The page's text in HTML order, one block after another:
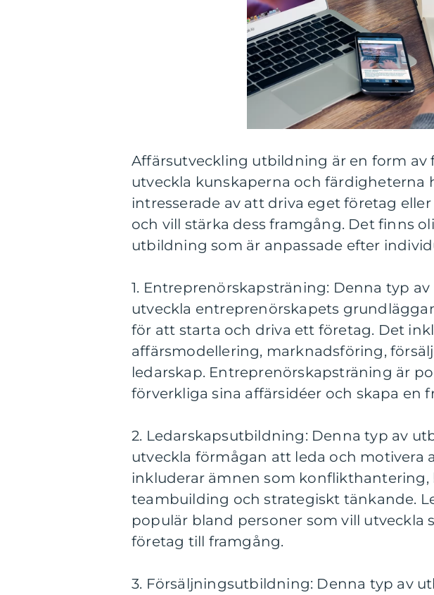
Affärsutveckling utbildning är en form
utveckla kunskaperna och färdigheterna
intresserade av att driva eget företag
och vill stärka dess framgång. Det finns
utbildning som är anpassade efter
1. Entreprenörskapsträning: Denna typ
utveckla entreprenörskapets
för att starta och driva ett företag. Det
affärsmodellering, marknadsföring,
ledarskap. Entreprenörskapsträning är
förverkliga sina affärsidéer och skapa en
2. Ledarskapsutbildning: Denna typ av
utveckla förmågan att leda och motivera
inkluderar ämnen som
teambuilding och strategiskt tänkande.
populär bland personer som vill utveckla
företag till framgång.
3. Försäljningsutbildning: Denna typ av